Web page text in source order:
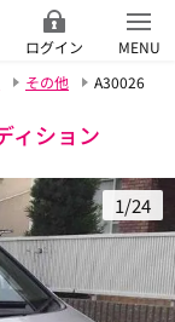
ログイン
MENU
その他 A30026
ィション
1/24